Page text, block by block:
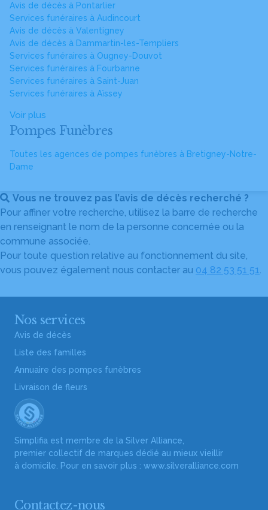
Avis de décès à Pontarlier
Services funéraires à Audincourt
Avis de décès à Valentigney
Avis de décès à Dammartin-les-Templiers
Services funéraires à Ougney-Douvot
Services funéraires à Fourbanne
Services funéraires à Saint-Juan
Services funéraires à Aïssey
Voir plus
Pompes Funèbres
Toutes les agences de pompes funèbres à Bretigney-Notre-
Dame
Vous ne trouvez pas l’avis de décès recherché ?
Pour affiner votre recherche, utilisez la barre de recherche
en renseignant le nom de la personne concernée ou la
commune associée.
Pour toute question relative au fonctionnement du site,
vous pouvez également nous contacter au 04 82 53 51 51.
Nos services
Avis de décès
Liste des familles
Annuaire des pompes funèbres
Livraison de fleurs
Simplifia est membre de la Silver Alliance,
premier collectif de marques dédié au mieux vieillir
à domicile. Pour en savoir plus : www.silveralliance.com
Contactez-nous